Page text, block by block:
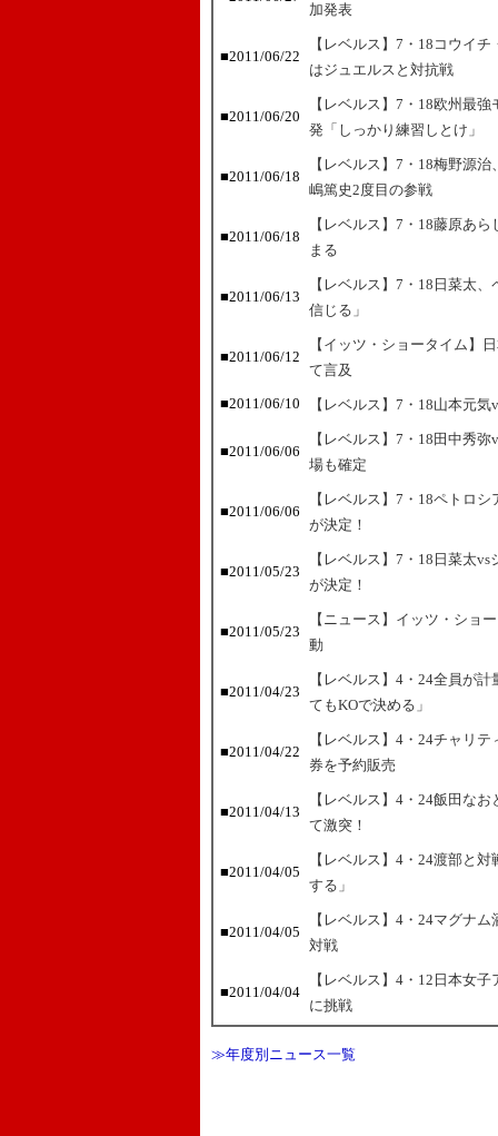
加発表
■2011/06/22
【レベルス】7・18コウイ
はジュエルスと対抗戦
■2011/06/20
【レベルス】7・18欧州最
発「しっかり練習しとけ」
■2011/06/18
【レベルス】7・18梅野源
嶋篤史2度目の参戦
■2011/06/18
【レベルス】7・18藤原あ
まる
■2011/06/13
【レベルス】7・18日菜太
信じる」
■2011/06/12
【イッツ・ショータイム】
て言及
■2011/06/10
【レベルス】7・18山本元
■2011/06/06
【レベルス】7・18田中秀
場も確定
■2011/06/06
【レベルス】7・18ペトロ
が決定！
■2011/05/23
【レベルス】7・18日菜太
が決定！
■2011/05/23
【ニュース】イッツ・ショ
動
■2011/04/23
【レベルス】4・24全員が
てもKOで決める」
■2011/04/22
【レベルス】4・24チャリ
券を予約販売
■2011/04/13
【レベルス】4・24飯田な
て激突！
■2011/04/05
【レベルス】4・24渡部と
する」
■2011/04/05
【レベルス】4・24マグナ
対戦
■2011/04/04
【レベルス】4・12日本女
に挑戦
≫年度別ニュース一覧